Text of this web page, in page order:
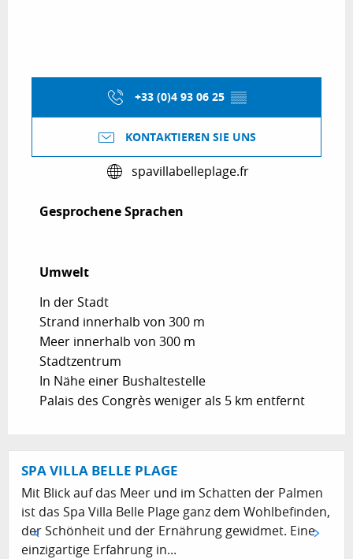
+33 (0)4 93 06 25 ▒▒
KONTAKTIEREN SIE UNS
spavillabelleplage.fr
Gesprochene Sprachen
Gesprochene Sprachen
Umwelt
Umwelt
In der Stadt
Strand innerhalb von 300 m
Meer innerhalb von 300 m
Stadtzentrum
In Nähe einer Bushaltestelle
Palais des Congrès weniger als 5 km entfernt
SPA VILLA BELLE PLAGE
Mit Blick auf das Meer und im Schatten der Palmen
ist das Spa Villa Belle Plage ganz dem Wohlbefinden,
der Schönheit und der Ernährung gewidmet. Eine
einzigartige Erfahrung in...